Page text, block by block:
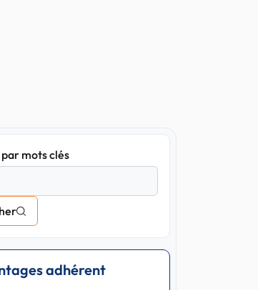
mots clés
adhérent